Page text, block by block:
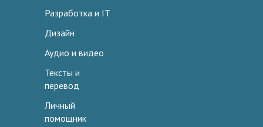
Разработка и IT
Дизайн
Аудио и видео
Тексты и
перевод
Личный
помощник